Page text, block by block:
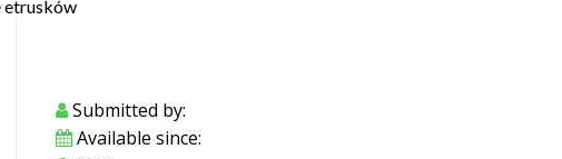
Submitted by:
Available since: